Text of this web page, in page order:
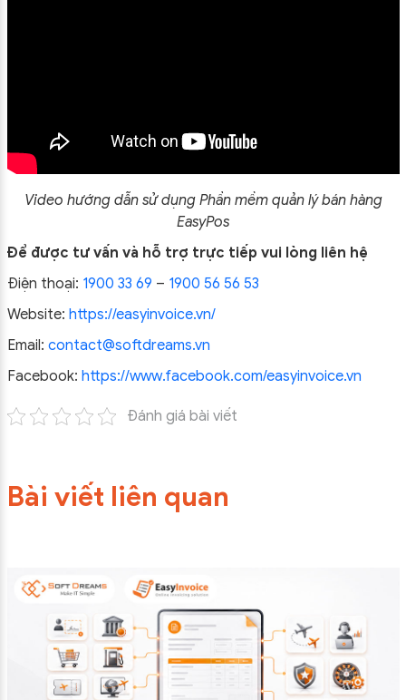
Video hướng dẫn sử dụng Phần mềm quản lý bán hàng
EasyPos
Để được tư vấn và hỗ trợ trực tiếp vui lòng liên hệ
Điện thoại: 1900 33 69 – 1900 56 56 53
Website: https://easyinvoice.vn/
Email: contact@softdreams.vn
Facebook: https://www.facebook.com/easyinvoice.vn
Đánh giá bài viết
Bài viết liên quan